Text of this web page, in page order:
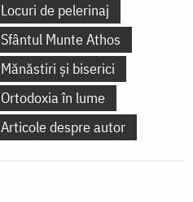
Locuri de pelerinaj
Sfântul Munte Athos
Mănăstiri și biserici
Ortodoxia în lume
Articole despre autor